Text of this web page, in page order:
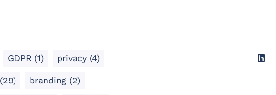
GDPR (1) privacy (4)
(29) branding (2)